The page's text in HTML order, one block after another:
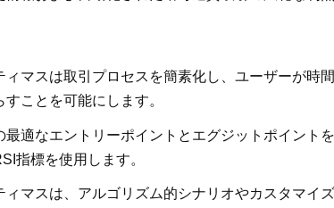
ィマスは取引プロセスを簡素化し、ユーザーが時
すことを可能にします。
最適なエントリーポイントとエグジットポイント
指標を使用します。
ィマスは、アルゴリズム的シナリオやカスタマイ